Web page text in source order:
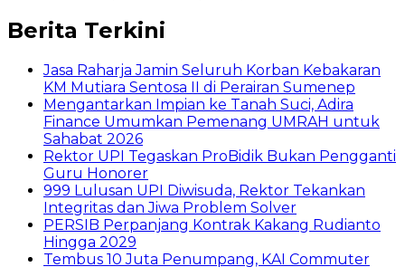
Berita Terkini
Jasa Raharja Jamin Seluruh Korban Kebakaran
KM Mutiara Sentosa II di Perairan Sumenep
Mengantarkan Impian ke Tanah Suci, Adira
Finance Umumkan Pemenang UMRAH untuk
Sahabat 2026
Rektor UPI Tegaskan ProBidik Bukan Pengganti
Guru Honorer
999 Lulusan UPI Diwisuda, Rektor Tekankan
Integritas dan Jiwa Problem Solver
PERSIB Perpanjang Kontrak Kakang Rudianto
Hingga 2029
Tembus 10 Juta Penumpang, KAI Commuter